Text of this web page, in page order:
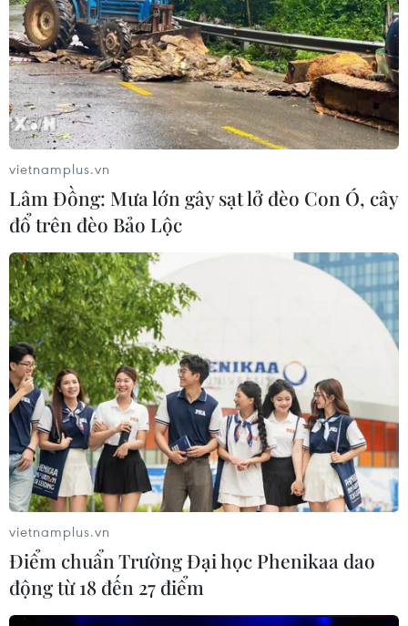
vietnamplus.vn
Lâm Đồng: Mưa lớn gây sạt lở đèo Con Ó, cây
đổ trên đèo Bảo Lộc
vietnamplus.vn
Điểm chuẩn Trường Đại học Phenikaa dao
động từ 18 đến 27 điểm